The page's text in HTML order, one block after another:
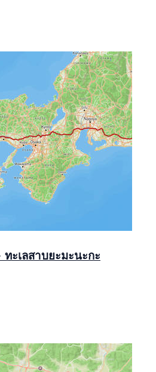
ะเลสาบยะมะนะกะ